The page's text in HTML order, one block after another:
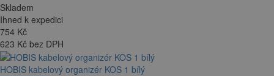
Skladem
Ihned k expedici
754 Kč
623 Kč bez DPH
HOBIS kabelový organizér KOS 1 bílý